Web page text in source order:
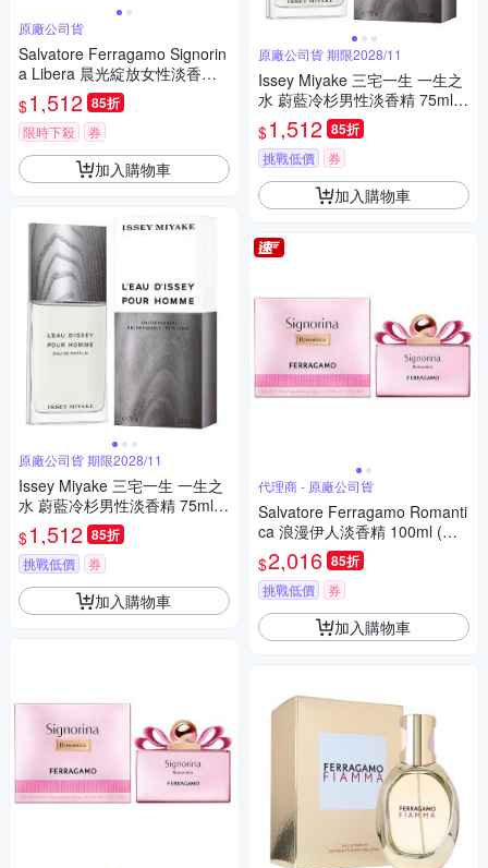
原廠公司貨
Salvatore Ferragamo Signorin
a Libera 晨光綻放女性淡香精 1
00ml Tester 包裝 (原廠公司貨)
期限2028/11
$1,512 85折
限時下殺 券
加入購物車
原廠公司貨 期限2028/11
Issey Miyake 三宅一生 一生之
水 蔚藍冷杉男性淡香精 75ml
(原廠公司貨)
$1,512 85折
挑戰低價 券
加入購物車
原廠公司貨 期限2028/11
Issey Miyake 三宅一生 一生之
水 蔚藍冷杉男性淡香精 75ml
(原廠公司貨)
$1,512 85折
挑戰低價 券
加入購物車
代理商 - 原廠公司貨
Salvatore Ferragamo Romanti
ca 浪漫伊人淡香精 100ml (原
廠公司貨)
$2,016 85折
挑戰低價 券
加入購物車